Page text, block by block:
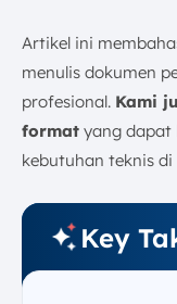
16. Contoh
Apa Perbedaan
Apa Perbedaan
Kesalahan
Kerja
2.
3.
Artikel ini
menulis dokumen
profesional. Kami
format yang dapat
kebutuhan teknis di
Key